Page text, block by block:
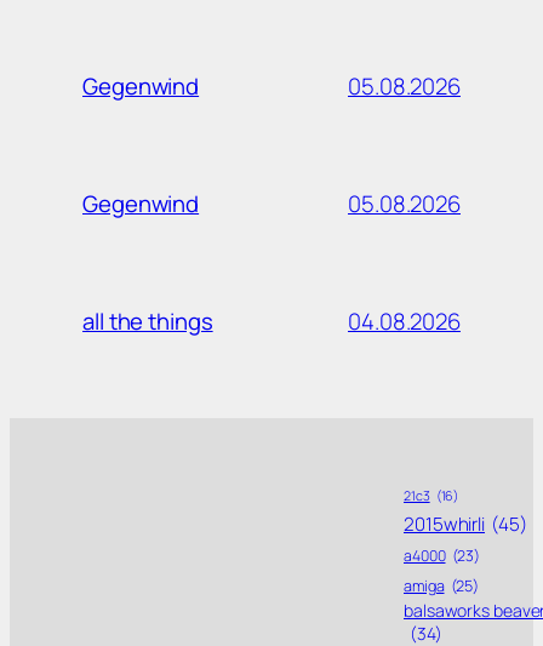
Gegenwind 05.08.2026
Gegenwind 05.08.2026
all the things 04.08.2026
21c3 (16)
2015whirli (45)
a4000 (23)
amiga (25)
balsaworks
(34)